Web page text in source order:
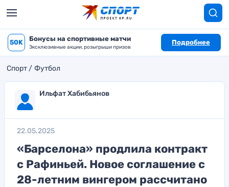
50K Бонусы на спортивные матчи
Эксклюзивные акции, розыгрыши призов
Подробнее
Спорт Футбол
Ильфат Хабибьянов
22.05.2025
«Барселона» продлила контракт
с Рафиньей. Новое соглашение с
28-летним вингером рассчитано